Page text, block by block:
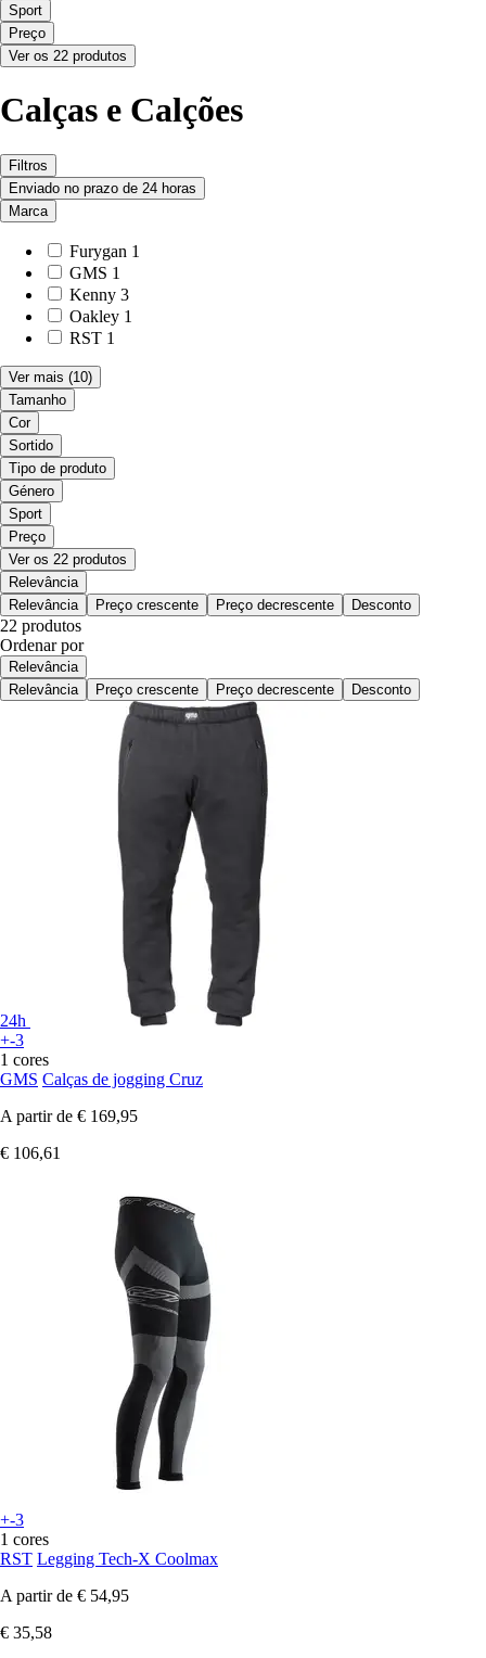
Sport
Preço
Ver os 22 produtos
Calças e Calções
Filtros
Enviado no prazo de 24 horas
Marca
Furygan 1
GMS 1
Kenny 3
Oakley 1
RST 1
Ver mais (10)
Tamanho
Cor
Sortido
Tipo de produto
Género
Sport
Preço
Ver os 22 produtos
Relevância
Relevância
Preço crescente Preço decrescente Desconto
22 produtos
Ordenar por
Relevância
Relevância
Preço crescente Preço decrescente Desconto
24h
+-3
1 cores
GMS Calças de jogging Cruz
A partir de € 169,95
€ 106,61
+-3
1 cores
RST Legging Tech-X Coolmax
A partir de € 54,95
€ 35,58